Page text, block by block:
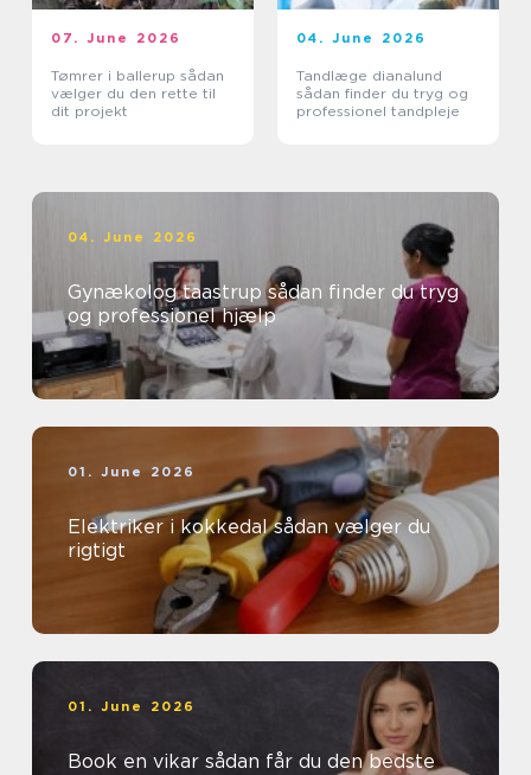
07. June 2026
Tømrer i ballerup sådan
vælger du den rette til
dit projekt
04. June 2026
Tandlæge dianalund
sådan finder du tryg og
professionel tandpleje
04. June 2026
Gynækolog taastrup sådan finder du tryg
og professionel hjælp
01. June 2026
Elektriker i kokkedal sådan vælger du
rigtigt
01. June 2026
Book en vikar sådan får du den bedste